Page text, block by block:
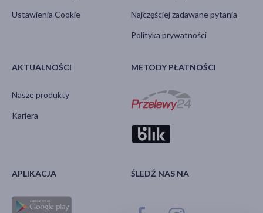
Ustawienia Cookie Najczęściej zadawane pytania
Polityka prywatności
AKTUALNOŚCI
Nasze produkty
Kariera
METODY PŁATNOŚCI
APLIKACJA ŚLEDŹ NAS NA